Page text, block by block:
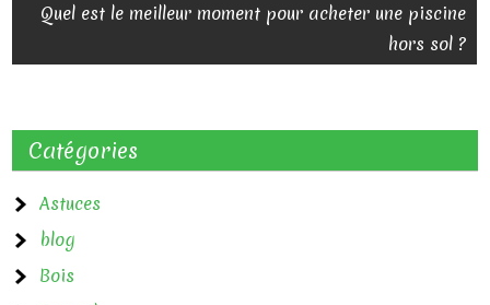
v
g
a
t
i
Quel est le meilleur moment pour acheter une piscine
hors sol ?
Catégories
Astuces
blog
Bois